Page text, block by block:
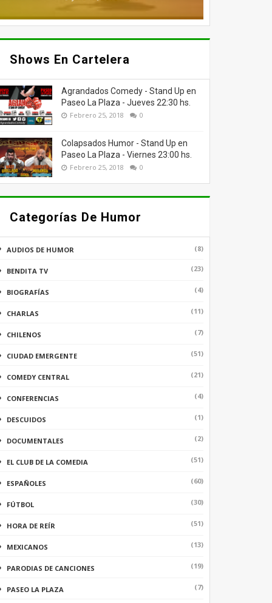
Shows En Cartelera
Agrandados Comedy - Stand Up en
Paseo La Plaza - Jueves 22:30 hs.
Febrero 25, 2018 0
Colapsados Humor - Stand Up en
Paseo La Plaza - Viernes 23:00 hs.
Febrero 25, 2018 0
Categorías De Humor
AUDIOS DE HUMOR (8)
BENDITA TV (23)
BIOGRAFÍAS (4)
CHARLAS (11)
CHILENOS (7)
CIUDAD EMERGENTE (51)
COMEDY CENTRAL (21)
CONFERENCIAS (4)
DESCUIDOS (1)
DOCUMENTALES (2)
EL CLUB DE LA COMEDIA (51)
ESPAÑOLES (60)
FÚTBOL (30)
HORA DE REÍR (51)
MEXICANOS (13)
PARODIAS DE CANCIONES (19)
PASEO LA PLAZA (7)